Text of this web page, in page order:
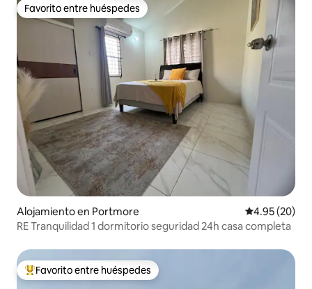
Favorito entre huéspedes
Favorito entre huéspedes
Alojamiento en Portmore Calificación
4.95 (20)
RE Tranquilidad 1 dormitorio seguridad 24h casa completa
Favorito entre huéspedes preferido
Favorito entre huéspedes